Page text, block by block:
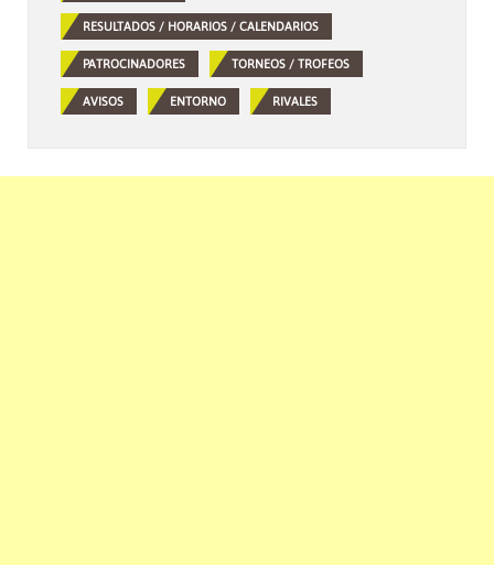
RESULTADOS / HORARIOS / CALENDARIOS
PATROCINADORES TORNEOS / TROFEOS
AVISOS ENTORNO RIVALES